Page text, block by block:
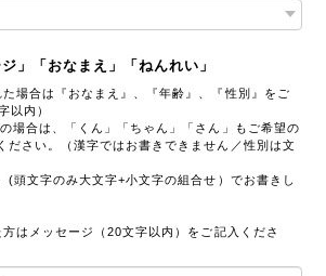
ジ」「おなまえ」「ねんれい」
場合は『おなまえ』、『年齢』、『性別』をご
以内）
場合は、「くん」「ちゃん」「さん」もご希望の
ださい。（漢字ではお書きできません／性別は文
頭文字のみ大文字+小文字の組合せ）でお書きし
はメッセージ（20文字以内）をご記入くださ